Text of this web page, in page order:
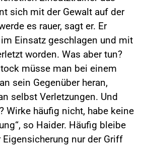
sich mit der Gewalt auf der
es rauer, sagt er. Er
Einsatz geschlagen und mit
worden. Was aber tun?
müsse man bei einem
sein Gegenüber heran,
selbst Verletzungen. Und
Wirke häufig nicht, habe keine
so Haider. Häufig bleibe
Eigensicherung nur der Griff